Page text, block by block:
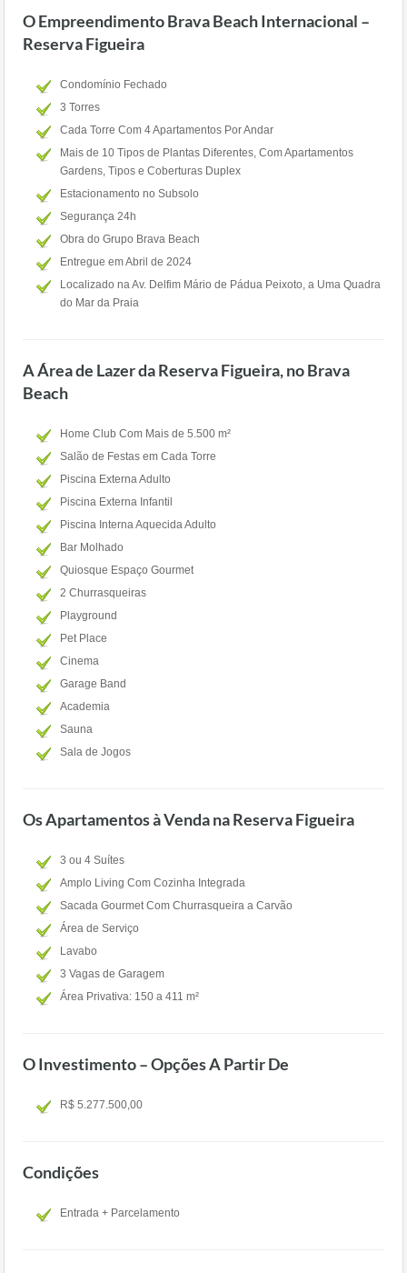
O Empreendimento Brava Beach Internacional –
Reserva Figueira
Condomínio Fechado
3 Torres
Cada Torre Com 4 Apartamentos Por Andar
Mais de 10 Tipos de Plantas Diferentes, Com Apartamentos
Gardens, Tipos e Coberturas Duplex
Estacionamento no Subsolo
Segurança 24h
Obra do Grupo Brava Beach
Entregue em Abril de 2024
Localizado na Av. Delfim Mário de Pádua Peixoto, a Uma Quadra
do Mar da Praia
A Área de Lazer da Reserva Figueira, no Brava
Beach
Home Club Com Mais de 5.500 m²
Salão de Festas em Cada Torre
Piscina Externa Adulto
Piscina Externa Infantil
Piscina Interna Aquecida Adulto
Bar Molhado
Quiosque Espaço Gourmet
2 Churrasqueiras
Playground
Pet Place
Cinema
Garage Band
Academia
Sauna
Sala de Jogos
Os Apartamentos à Venda na Reserva Figueira
3 ou 4 Suítes
Amplo Living Com Cozinha Integrada
Sacada Gourmet Com Churrasqueira a Carvão
Área de Serviço
Lavabo
3 Vagas de Garagem
Área Privativa: 150 a 411 m²
O Investimento – Opções A Partir De
R$ 5.277.500,00
Condições
Entrada + Parcelamento